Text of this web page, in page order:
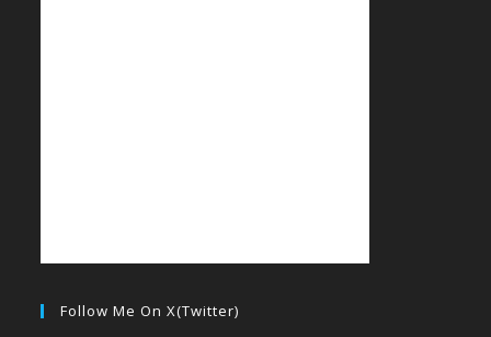
Follow Me On X(Twitter)